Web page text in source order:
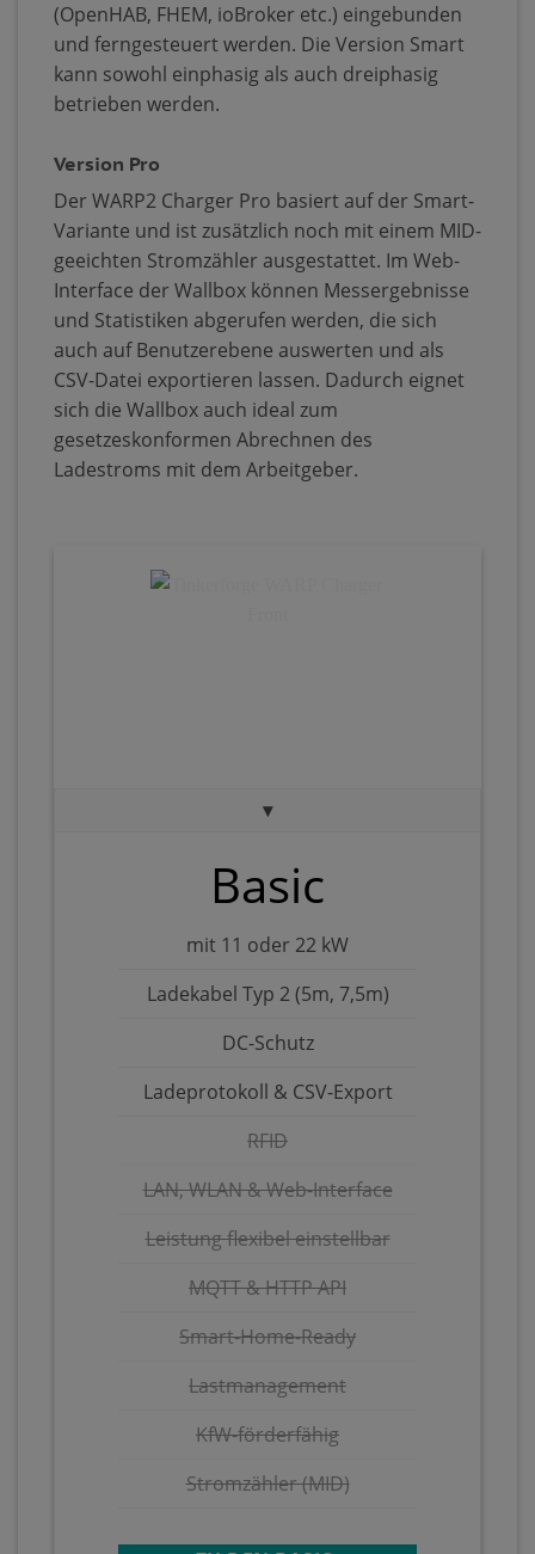
(OpenHAB, FHEM, ioBroker etc.) eingebunden
und ferngesteuert werden. Die Version Smart
kann sowohl einphasig als auch dreiphasig
betrieben werden.
Version Pro
Der WARP2 Charger Pro basiert auf der Smart-
Variante und ist zusätzlich noch mit einem MID-
geeichten Stromzähler ausgestattet. Im Web-
Interface der Wallbox können Messergebnisse
und Statistiken abgerufen werden, die sich
auch auf Benutzerebene auswerten und als
CSV-Datei exportieren lassen. Dadurch eignet
sich die Wallbox auch ideal zum
gesetzeskonformen Abrechnen des
Ladestroms mit dem Arbeitgeber.
▾
Basic
mit 11 oder 22 kW
Ladekabel Typ 2 (5m, 7,5m)
DC-Schutz
Ladeprotokoll & CSV-Export
RFID
LAN, WLAN & Web-Interface
Leistung flexibel einstellbar
MQTT & HTTP API
Smart-Home-Ready
Lastmanagement
KfW-förderfähig
Stromzähler (MID)